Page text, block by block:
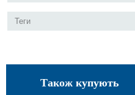
Теги
Також купують